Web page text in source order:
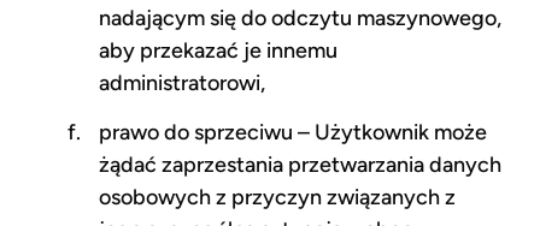
nadającym się do odczytu maszynowego,
aby przekazać je innemu
administratorowi,
prawo do sprzeciwu – Użytkownik może
żądać zaprzestania przetwarzania danych
osobowych z przyczyn związanych z